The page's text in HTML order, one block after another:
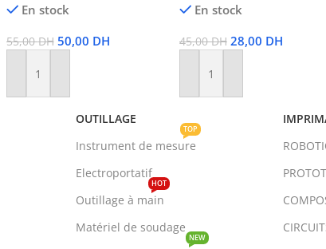
En stock
55,00DH 50,00 DH
Ajouter Au Panier
En stock
45,00DH 28,00 DH
Ajouter Au Panier
OUTILLAGE
Instrument de mesure
TOP
Electroportatif
Outillage à main
HOT
Matériel de soudage
NEW